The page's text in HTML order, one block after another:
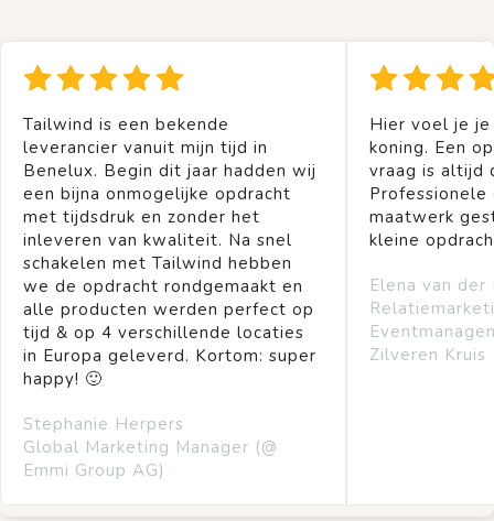
Tailwind is een bekende
leverancier vanuit mijn tijd in
Benelux. Begin dit jaar hadden wij
een bijna onmogelijke opdracht
met tijdsdruk en zonder het
inleveren van kwaliteit. Na snel
schakelen met Tailwind hebben
we de opdracht rondgemaakt en
alle producten werden perfect op
tijd & op 4 verschillende locaties
in Europa geleverd. Kortom: super
happy! 🙂
Stephanie Herpers
Global Marketing Manager (@
Emmi Group AG)
Hier voel je
koning. Een
vraag is altijd
Professionele
maatwerk
kleine
Elena van der
Zilveren Kruis